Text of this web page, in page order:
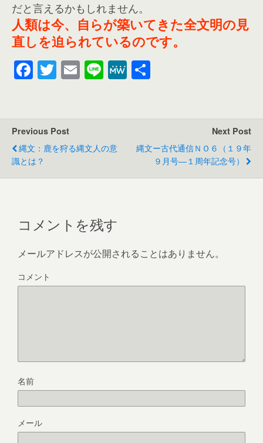
だと言えるかもしれません。
人類は今、自らが築いてきた全文明の見
直しを迫られているのです。
F
a
e
b
o
o
T
wi
er
E
m
Li
n
M
e
Previous Post
縄文：鹿を狩る縄文人の意
識とは？
Next Post
縄文ー古代通信ＮＯ６（１９年
９月号―１周年記念号）
コメントを残す
メールアドレスが公開されることはありません。
コメント
名前
メール